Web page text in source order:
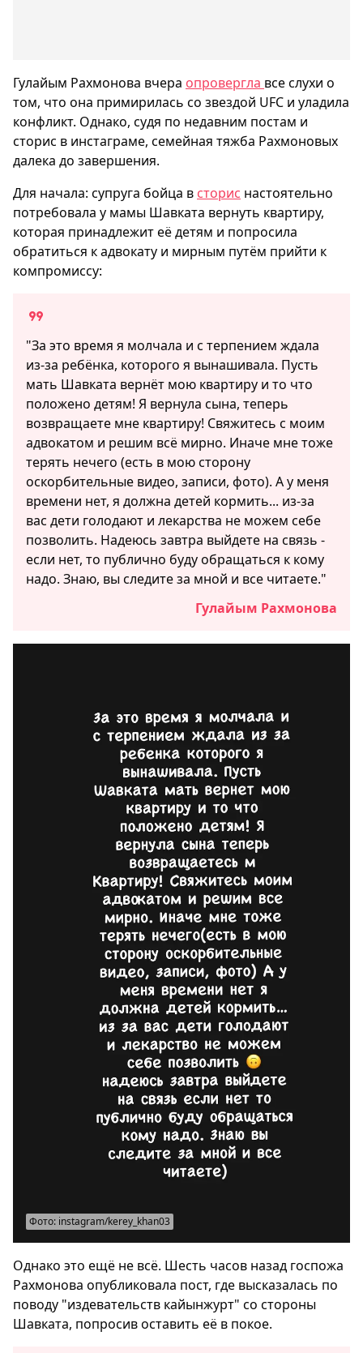
Гулайым Рахмонова вчера опровергла все слухи о
том, что она примирилась со звездой UFC и уладила
конфликт. Однако, судя по недавним постам и
сторис в инстаграме, семейная тяжба Рахмоновых
далека до завершения.
Для начала: супруга бойца в сторис настоятельно
потребовала у мамы Шавката вернуть квартиру,
которая принадлежит её детям и попросила
обратиться к адвокату и мирным путём прийти к
компромиссу:
"За это время я молчала и с терпением ждала
из-за ребёнка, которого я вынашивала. Пусть
мать Шавката вернёт мою квартиру и то что
положено детям! Я вернула сына, теперь
возвращаете мне квартиру! Свяжитесь с моим
адвокатом и решим всё мирно. Иначе мне тоже
терять нечего (есть в мою сторону
оскорбительные видео, записи, фото). А у меня
времени нет, я должна детей кормить... из-за
вас дети голодают и лекарства не можем себе
позволить. Надеюсь завтра выйдете на связь -
если нет, то публично буду обращаться к кому
надо. Знаю, вы следите за мной и все читаете."
Гулайым Рахмонова
Фото: instagram/kerey_khan03
Однако это ещё не всё. Шесть часов назад госпожа
Рахмонова опубликовала пост, где высказалась по
поводу "издевательств кайынжурт" со стороны
Шавката, попросив оставить её в покое.